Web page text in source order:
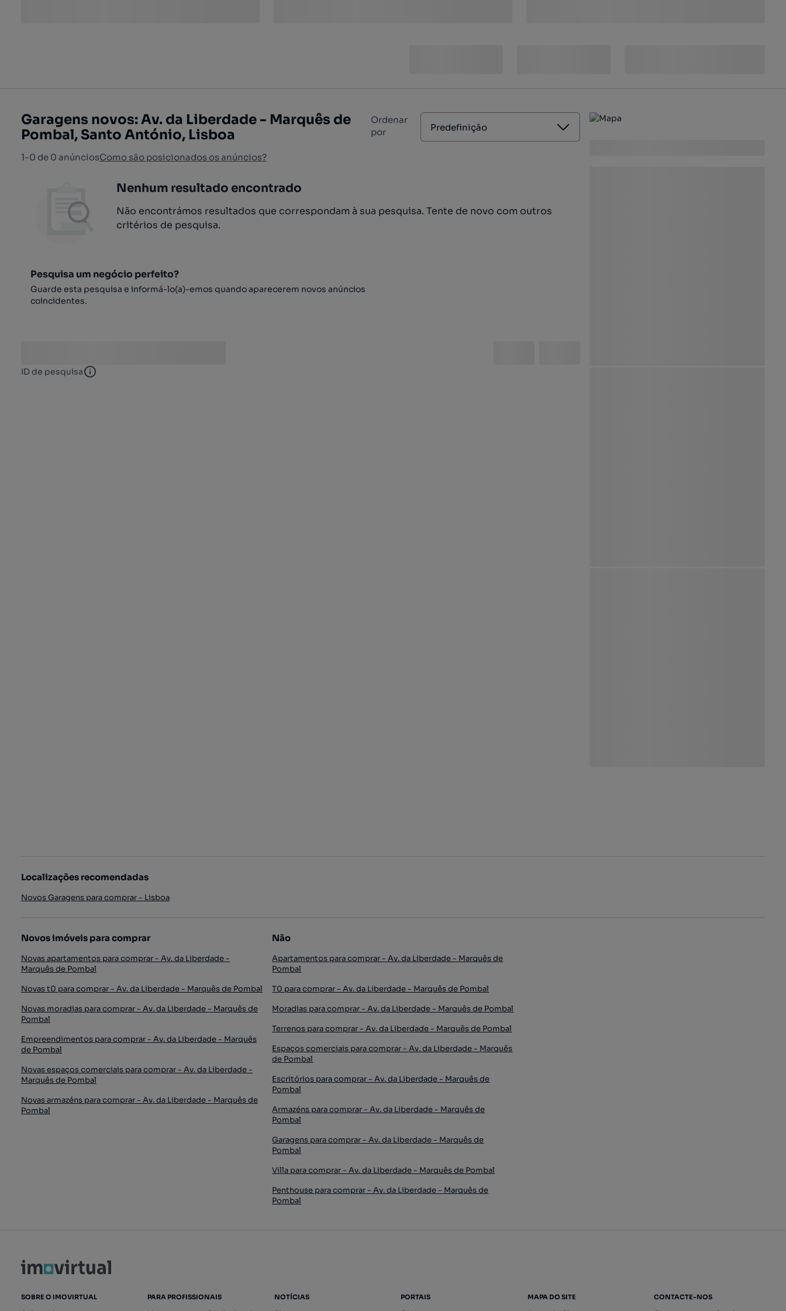
Garagens novos: Av. da Liberdade - Marquês de
Pombal, Santo António, Lisboa
1-0 de 0 anúnciosComo são posicionados os anúncios?
Ordenar
por
Predefinição
Nenhum resultado encontrado
Não encontrámos resultados que correspondam à sua pesquisa. Tente de novo com outros
critérios de pesquisa.
Pesquisa um negócio perfeito?
Guarde esta pesquisa e informá-lo(a)-emos quando aparecerem novos anúncios
coincidentes.
ID de pesquisa ID de pesquisa
Localizações recomendadas
Novos Garagens para comprar - Lisboa
Novos imóveis para comprar
Novas apartamentos para comprar - Av. da Liberdade -
Marquês de Pombal
Novas t0 para comprar - Av. da Liberdade - Marquês de Pombal
Novas moradias para comprar - Av. da Liberdade - Marquês de
Pombal
Empreendimentos para comprar - Av. da Liberdade - Marquês
de Pombal
Novas espaços comerciais para comprar - Av. da Liberdade -
Marquês de Pombal
Novas armazéns para comprar - Av. da Liberdade - Marquês de
Pombal
Não
Apartamentos para comprar - Av. da Liberdade - Marquês de
Pombal
T0 para comprar - Av. da Liberdade - Marquês de Pombal
Moradias para comprar - Av. da Liberdade - Marquês de Pombal
Terrenos para comprar - Av. da Liberdade - Marquês de Pombal
Espaços comerciais para comprar - Av. da Liberdade - Marquês
de Pombal
Escritórios para comprar - Av. da Liberdade - Marquês de
Pombal
Armazéns para comprar - Av. da Liberdade - Marquês de
Pombal
Garagens para comprar - Av. da Liberdade - Marquês de
Pombal
Villa para comprar - Av. da Liberdade - Marquês de Pombal
Penthouse para comprar - Av. da Liberdade - Marquês de
Pombal
SOBRE O IMOVIRTUAL PARA PROFISSIONAIS NOTÍCIAS PORTAIS MAPA DO SITE CONTACTE-NOS